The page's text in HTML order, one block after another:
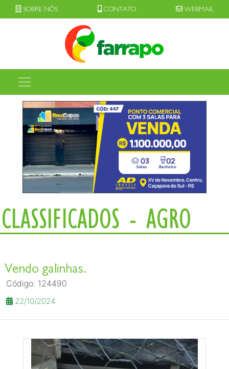
SOBRE NÓS CONTATO WEBMAIL
CLASSIFICADOS - AGRO
Vendo galinhas.
Código: 124490
22/10/2024